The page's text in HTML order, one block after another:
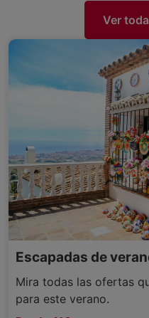
Ver
Escapadas de
Mira todas las ofertas
para este verano.